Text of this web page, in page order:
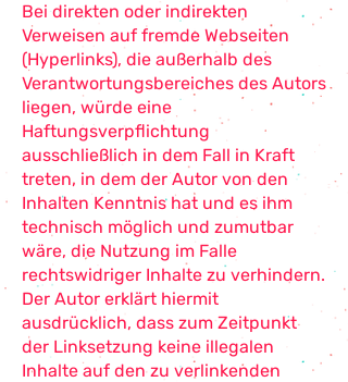
Bei direkten oder indirekten
Verweisen auf fremde Webseiten
(Hyperlinks), die außerhalb des
Verantwortungsbereiches des Autors
liegen, würde eine
Haftungsverpflichtung
ausschließlich in dem Fall in Kraft
treten, in dem der Autor von den
Inhalten Kenntnis hat und es ihm
technisch möglich und zumutbar
wäre, die Nutzung im Falle
rechtswidriger Inhalte zu verhindern.
Der Autor erklärt hiermit
ausdrücklich, dass zum Zeitpunkt
der Linksetzung keine illegalen
Inhalte auf den zu verlinkenden